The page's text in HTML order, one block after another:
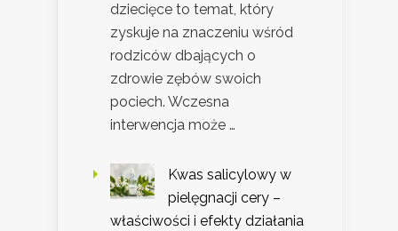
dziecięce to temat, który
zyskuje na znaczeniu wśród
rodziców dbających o
zdrowie zębów swoich
pociech. Wczesna
interwencja może …
Kwas salicylowy w
pielęgnacji cery –
właściwości i efekty działania